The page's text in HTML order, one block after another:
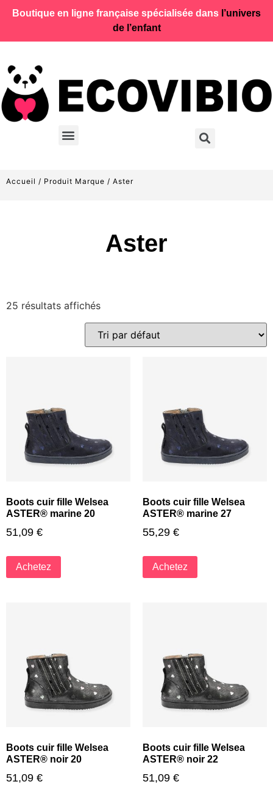
Boutique en ligne française spécialisée dans l’univers
de l’enfant
Accueil / Produit Marque / Aster
Aster
25 résultats affichés
Boots cuir fille Welsea
ASTER® marine 20
51,09 €
Achetez
Boots cuir fille Welsea
ASTER® marine 27
55,29 €
Achetez
Boots cuir fille Welsea
ASTER® noir 20
51,09 €
Boots cuir fille Welsea
ASTER® noir 22
51,09 €